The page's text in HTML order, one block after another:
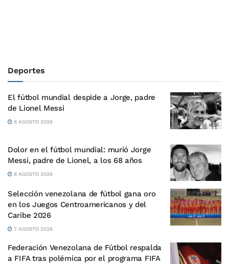
Deportes
El fútbol mundial despide a Jorge, padre
de Lionel Messi
8 AGOSTO 2026
Dolor en el fútbol mundial: murió Jorge
Messi, padre de Lionel, a los 68 años
8 AGOSTO 2026
Selección venezolana de fútbol gana oro
en los Juegos Centroamericanos y del
Caribe 2026
7 AGOSTO 2026
Federación Venezolana de Fútbol respalda
a FIFA tras polémica por el programa FIFA